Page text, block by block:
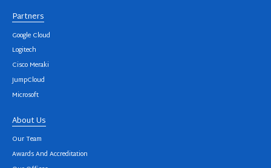
Partners
Google Cloud
Logitech
Cisco Meraki
JumpCloud
Microsoft
About Us
Our Team
Awards And Accreditation